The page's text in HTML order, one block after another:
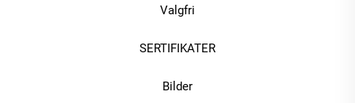
Valgfri
SERTIFIKATER
Bilder